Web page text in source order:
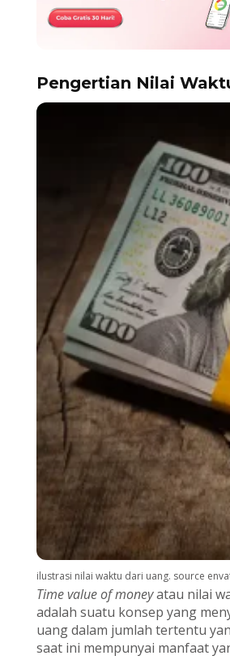
Pengertian Nilai
ilustrasi nilai waktu dari uang. source
Time value of moneyatau nilai
adalah suatu konsep yang
uang dalam jumlah tertentu
saat ini mempunyai manfaat